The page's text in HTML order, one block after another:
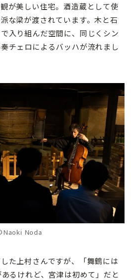
が美しい住宅。酒造蔵として使
な梁が渡されています。木と石
入り組んだ空間に、同じくシン
チェロによるバッハが流れまし
Noda
た上村さんですが、「舞鶴には
るけれど、宮津は初めて」だと